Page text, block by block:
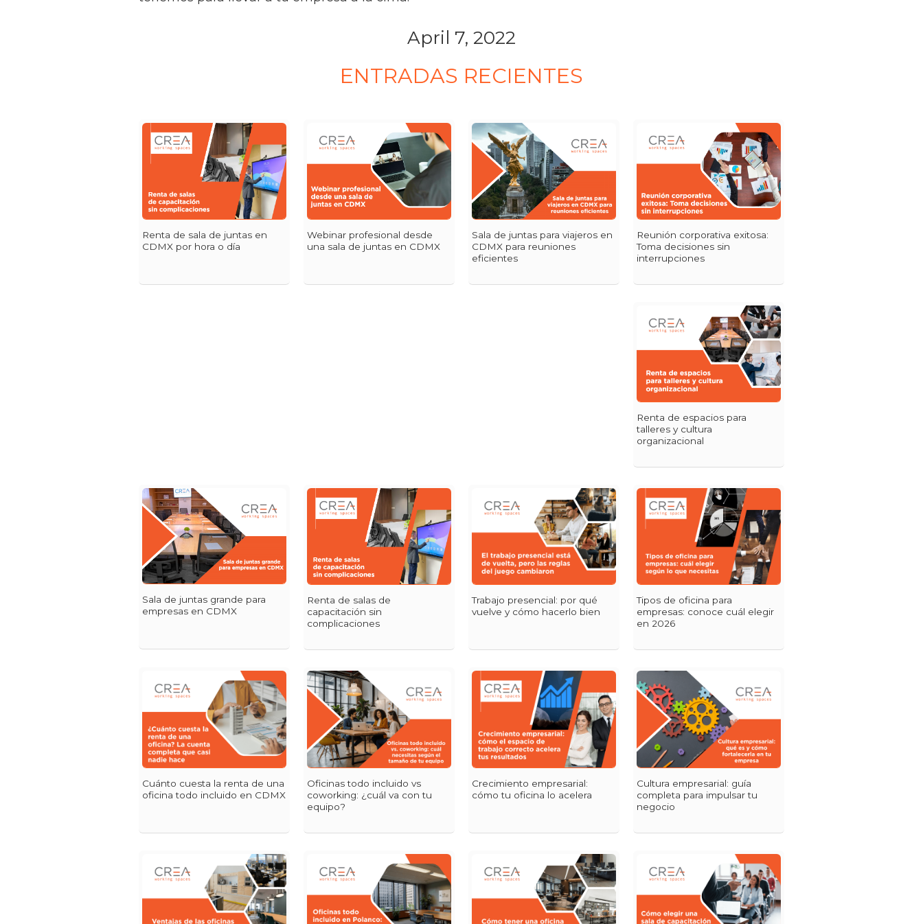
April 7, 2022
ENTRADAS RECIENTES
Renta de sala de juntas en
CDMX por hora o día
Webinar profesional desde
una sala de juntas en CDMX
Sala de juntas para viajeros en
CDMX para reuniones
eficientes
Reunión corporativa exitosa:
Toma decisiones sin
interrupciones
Renta de espacios para
talleres y cultura
organizacional
Sala de juntas grande para
empresas en CDMX
Renta de salas de
capacitación sin
complicaciones
Trabajo presencial: por qué
vuelve y cómo hacerlo bien
Tipos de oficina para
empresas: conoce cuál elegir
en 2026
Cuánto cuesta la renta de una
oficina todo incluido en CDMX
Oficinas todo incluido vs
coworking: ¿cuál va con tu
equipo?
Crecimiento empresarial:
cómo tu oficina lo acelera
Cultura empresarial: guía
completa para impulsar tu
negocio